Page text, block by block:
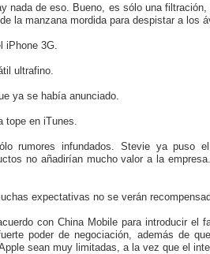
nada de eso. Bueno, es sólo una
la manzana mordida para despistar a los
iPhone 3G.
ultrafino.
ya se había anunciado.
tope en iTunes.
rumores infundados. Stevie ya puso
no añadirían mucho valor a la
expectativas no se verán
con China Mobile para introducir el
poder de negociación, además de
sean muy limitadas, a la vez que el